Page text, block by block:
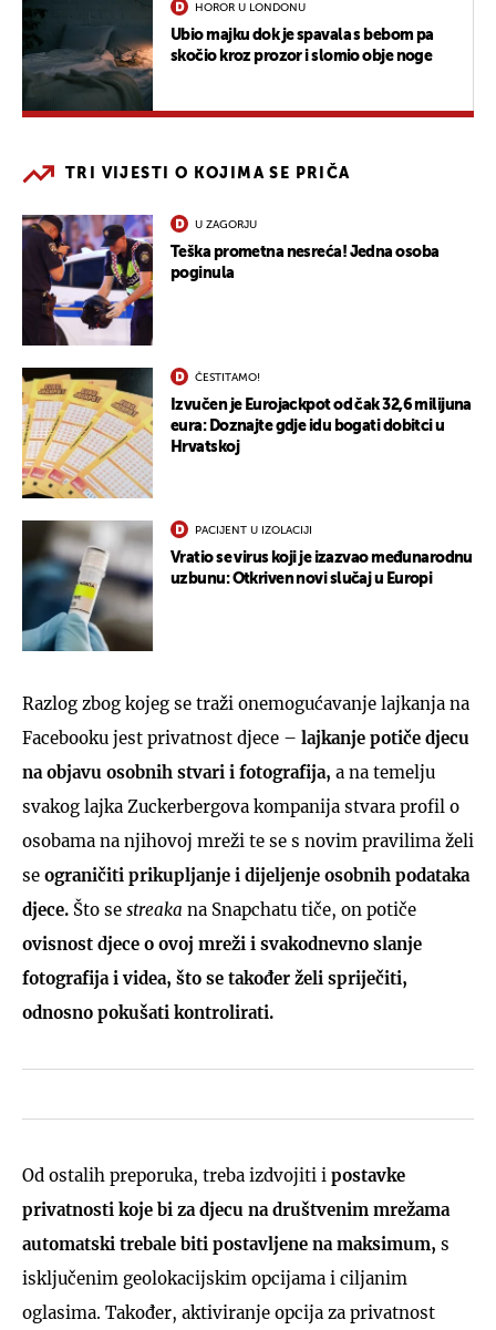
HOROR U LONDONU
Ubio majku dok je spavala s bebom pa
skočio kroz prozor i slomio obje noge
TRI VIJESTI O KOJIMA SE PRIČA
U ZAGORJU
Teška prometna nesreća! Jedna osoba
poginula
ČESTITAMO!
Izvučen je Eurojackpot od čak 32,6 milijuna
eura: Doznajte gdje idu bogati dobitci u
Hrvatskoj
PACIJENT U IZOLACIJI
Vratio se virus koji je izazvao međunarodnu
uzbunu: Otkriven novi slučaj u Europi
Razlog zbog kojeg se traži onemogućavanje lajkanja na
Facebooku jest privatnost djece – lajkanje potiče djecu
na objavu osobnih stvari i fotografija, a na temelju
svakog lajka Zuckerbergova kompanija stvara profil o
osobama na njihovoj mreži te se s novim pravilima želi
se ograničiti prikupljanje i dijeljenje osobnih podataka
djece. Što se streaka na Snapchatu tiče, on potiče
ovisnost djece o ovoj mreži i svakodnevno slanje
fotografija i videa, što se također želi spriječiti,
odnosno pokušati kontrolirati.
Od ostalih preporuka, treba izdvojiti i postavke
privatnosti koje bi za djecu na društvenim mrežama
automatski trebale biti postavljene na maksimum, s
isključenim geolokacijskim opcijama i ciljanim
oglasima. Također, aktiviranje opcija za privatnost